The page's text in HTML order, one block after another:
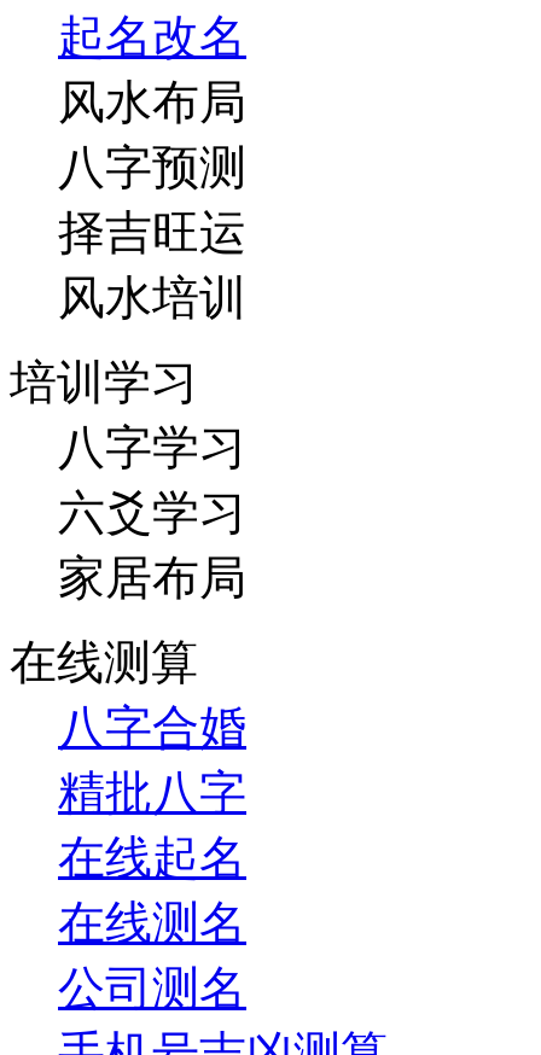
起名改名
风水布局
八字预测
择吉旺运
风水培训
培训学习
八字学习
六爻学习
家居布局
在线测算
八字合婚
精批八字
在线起名
在线测名
公司测名